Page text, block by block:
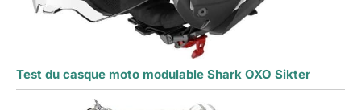
Test du casque moto modulable Shark OXO Sikter